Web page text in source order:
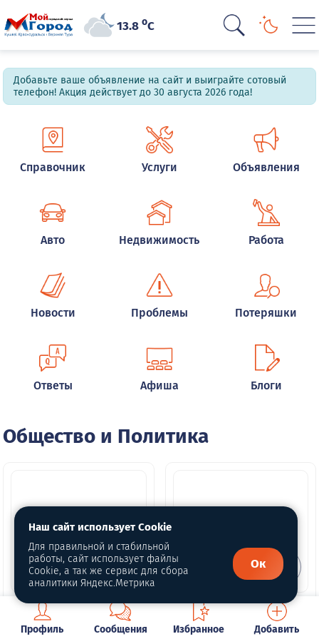
13.8oC
Добавьте ваше объявление на сайт и выиграйте сотовый
телефон! Акция действует до 30 августа 2026 года!
Справочник Услуги Объявления
Авто Недвижимость Работа
Новости Проблемы Потеряшки
Ответы Афиша Блоги
Общество и Политика
Кого пригласить в
студию
Вопрос в прямой
эфир
Профиль Сообщения Избранное Добавить
Наш сайт использует Cookie
Для правильной и стабильной
работы, сайт использует файлы
Cookie, а так же сервис для сбора
аналитики Яндекс.Метрика
Ок